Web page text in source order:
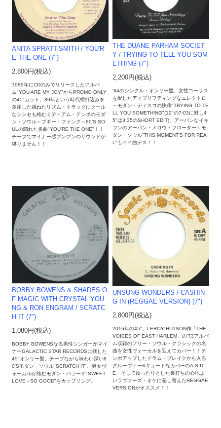
ANITA SPRATT-SMITH ‎/ YOU'R
E THE ONE (7")
2,800円(税込)
1989年にCDのみでリリースしたアルバ
ム"YOU ARE MY JOY"からPROMO ONLY
の45"カット。89年という時代柄打込みを
多用した跳ねたリズム・トラックにクール
なシンセも絡むミディアム・テンポのモダ
ン・ソウル～ブギー・ファンク～80'S SO
ULの隠れた名曲"YOU'RE THE ONE"！！
チープでマイナー感プンプンのサウンドが
堪りません！！
THE DUANE PARHAM SOCIET
Y / TRYING TO TELL YOU SOM
ETHING (7")
2,200円(税込)
'84のシングル・オンリー盤。女性コーラス
を配したアップリフティングなエレクトロ
～モダン・ディスコの快作"TRYING TO TE
LL YOU SOMETHING"(12"の7:03に対し4
5"は3:35のSHORT EDIT)、アーバンなイキ
フンのアーバン・メロウ・フローター～モ
ダン・ソウル"THIS MOMENT'S FOR REA
L"もイイ曲デス！！
BOBBY BOWENS & SHADES O
F MAGIC WITH CRYSTAL YOU
NG & RON ENGRAM / SCRATC
H IT (7")
1,080円(税込)
BOBBY BOWENSなる男性シンガーがマイ
ナーGALACTIC STAR RECORDSに残した
45"オンリー盤。チープながら味わい深い8
0'Sモダン・ソウル"SCRATCH IT"、男女ヴ
ォーカルが絡むモダン・バラード"SWEET
LOVE - SO GOOD"をカップリング。
UNSUNG WONDERS ‎/ CASHIN
G IN (REGGAE VERSION) (7")
2,800円(税込)
2016年の45"。LEROY HUTSON作「THE
VOICES OF EAST HARLEM」の'73アルバ
ム収録のフリー・ソウル・クラシックの名
曲を女性ヴォーカルを迎えてカバー！！テ
ンポアップしたドラム・ブレイクから入る
グルーヴィー&キュートなカバーのA-SID
E、そしてゆったりとした裏打ちの心地よ
いラヴァーズ・オケに差し替えたREGGAE
VERSIONがオススメ！！